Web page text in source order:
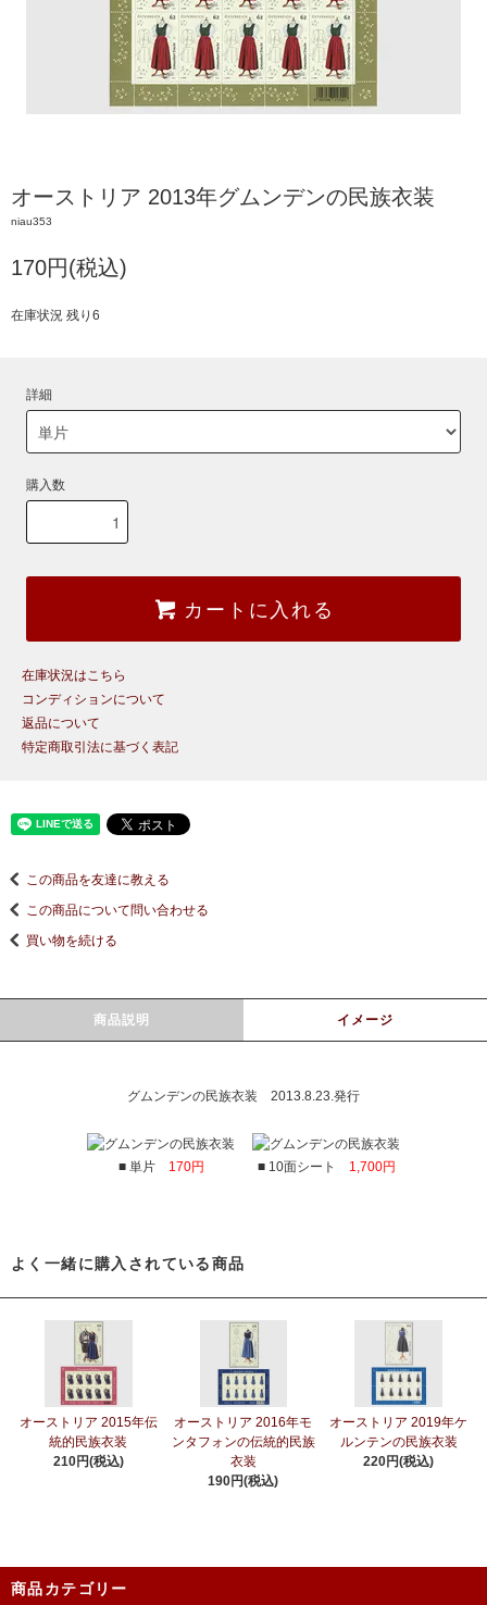
オーストリア 2013年グムンデンの民族衣装
niau353
170円(税込)
在庫状況 残り6
詳細
購入数
カートに入れる
在庫状況はこちら
コンディションについて
返品について
特定商取引法に基づく表記
この商品を友達に教える
この商品について問い合わせる
買い物を続ける
商品説明 イメージ
グムンデンの民族衣装 2013.8.23.発行
■ 単片 170円 ■ 10面シート 1,700円
よく一緒に購入されている商品
オーストリア 2015年伝
統的民族衣装
210円(税込)
オーストリア 2016年モ
ンタフォンの伝統的民族
衣装
190円(税込)
オーストリア 2019年ケ
ルンテンの民族衣装
220円(税込)
商品カテゴリー